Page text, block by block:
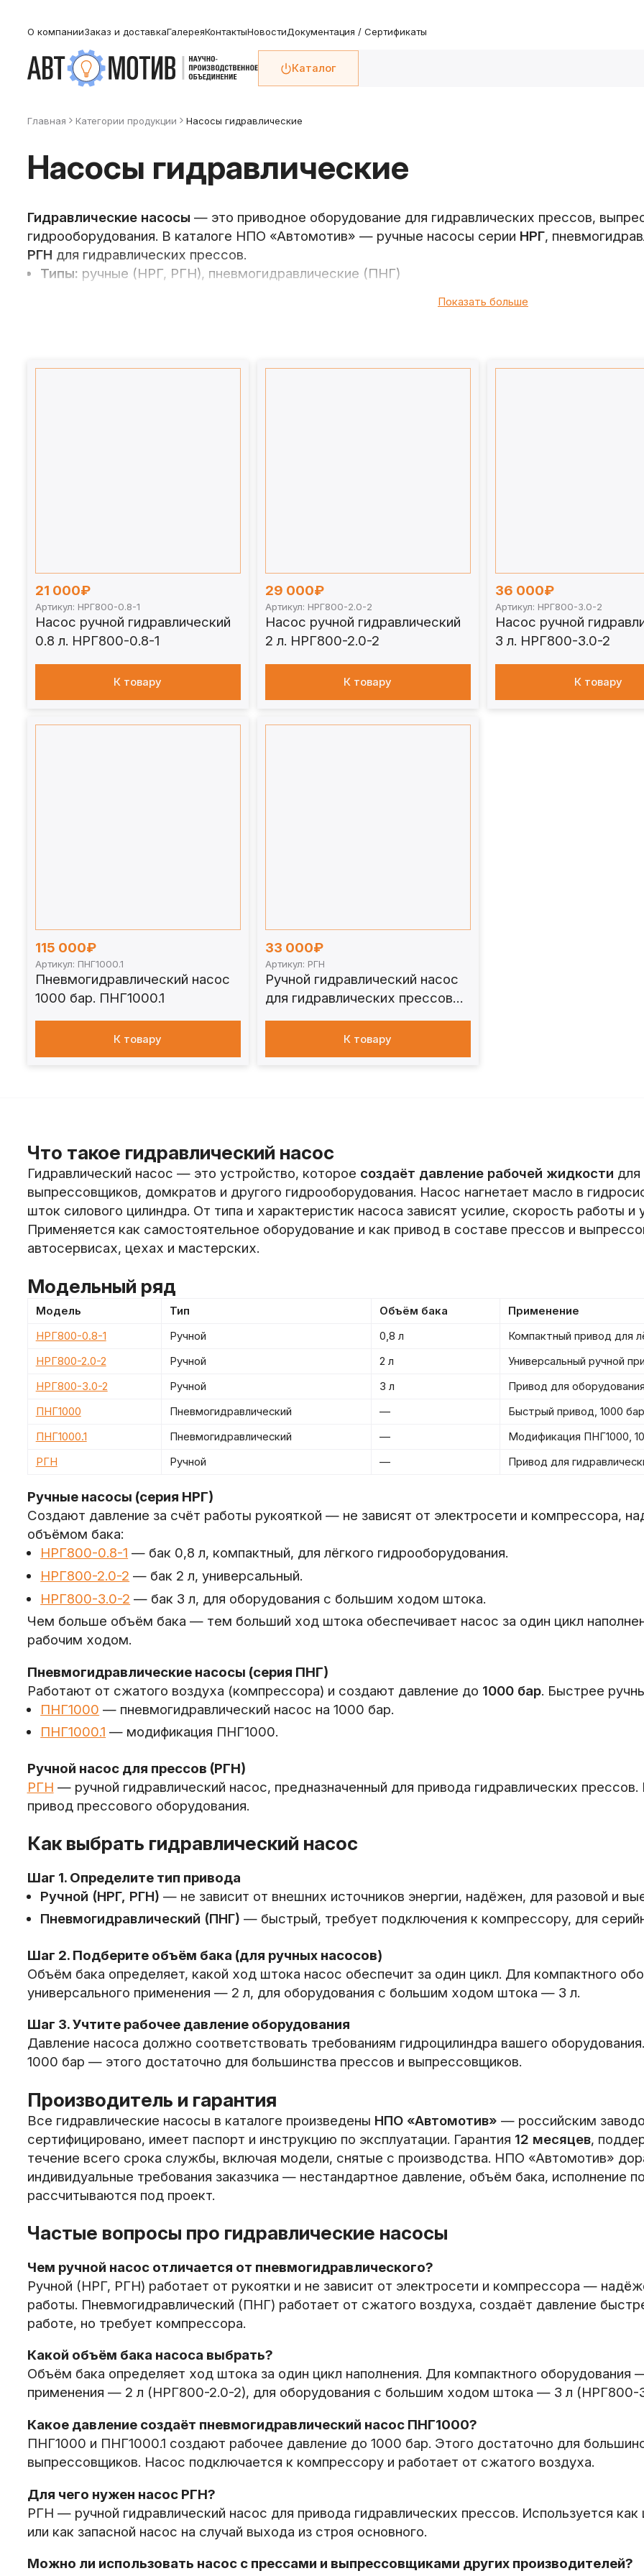
О компанииЗаказ и доставкаГалереяКонтактыНовостиДокументация / Сертификаты
Каталог
Главная Категории продукции Насосы гидравлические
Насосы гидравлические
Гидравлические насосы — это приводное оборудование для гидравлических прессов,
гидрооборудования. В каталоге НПО «Автомотив» — ручные насосы серии НРГ,
РГН для гидравлических прессов.
Типы: ручные (НРГ, РГН), пневмогидравлические (ПНГ)
Выберите насос под тип привода и рабочее давление — гид по выбору под списком товаров.
Показать больше
21 000₽
Артикул: НРГ800-0.8-1
Насос ручной гидравлический
0.8 л. НРГ800-0.8-1
К товару
29 000₽
Артикул: НРГ800-2.0-2
Насос ручной гидравлический
2 л. НРГ800-2.0-2
К товару
36 000₽
Артикул: НРГ800-3.0-2
Насос ручной
3 л. НРГ800-3.0-2
К товару
115 000₽
Артикул: ПНГ1000.1
Пневмогидравлический насос
1000 бар. ПНГ1000.1
К товару
33 000₽
Артикул: РГН
Ручной гидравлический насос
для гидравлических прессов
РГН
К товару
Что такое гидравлический насос
Гидравлический насос — это устройство, которое создаёт давление рабочей жидкости для
выпрессовщиков, домкратов и другого гидрооборудования. Насос нагнетает масло в
шток силового цилиндра. От типа и характеристик насоса зависят усилие, скорость работы и
Применяется как самостоятельное оборудование и как привод в составе прессов и
автосервисах, цехах и мастерских.
Модельный ряд
Модель Тип Объём бака
Применение
НРГ800-0.8-1
Ручной 0,8 л
Компактный привод для
НРГ800-2.0-2
Ручной 2 л
Универсальный ручной
НРГ800-3.0-2
Ручной 3 л
Привод для
ПНГ1000
Пневмогидравлический —
Быстрый привод, 1000
ПНГ1000.1
Пневмогидравлический —
Модификация ПНГ1000,
РГН
Ручной — Привод для
Ручные насосы (серия НРГ)
Создают давление за счёт работы рукояткой — не зависят от электросети и компрессора,
объёмом бака:
НРГ800-0.8-1 — бак 0,8 л, компактный, для лёгкого гидрооборудования.
НРГ800-2.0-2 — бак 2 л, универсальный.
НРГ800-3.0-2 — бак 3 л, для оборудования с большим ходом штока.
Чем больше объём бака — тем больший ход штока обеспечивает насос за один цикл
рабочим ходом.
Пневмогидравлические насосы (серия ПНГ)
Работают от сжатого воздуха (компрессора) и создают давление до 1000 бар. Быстрее
ПНГ1000 — пневмогидравлический насос на 1000 бар.
ПНГ1000.1 — модификация ПНГ1000.
Ручной насос для прессов (РГН)
РГН — ручной гидравлический насос, предназначенный для привода гидравлических
привод прессового оборудования.
Как выбрать гидравлический насос
Шаг 1. Определите тип привода
Ручной (НРГ, РГН) — не зависит от внешних источников энергии, надёжен, для разовой и
Пневмогидравлический (ПНГ) — быстрый, требует подключения к компрессору, для
Шаг 2. Подберите объём бака (для ручных насосов)
Объём бака определяет, какой ход штока насос обеспечит за один цикл. Для компактного
универсального применения — 2 л, для оборудования с большим ходом штока — 3 л.
Шаг 3. Учтите рабочее давление оборудования
Давление насоса должно соответствовать требованиям гидроцилиндра вашего
1000 бар — этого достаточно для большинства прессов и выпрессовщиков.
Производитель и гарантия
Все гидравлические насосы в каталоге произведены НПО «Автомотив» — российским
сертифицировано, имеет паспорт и инструкцию по эксплуатации. Гарантия 12 месяцев,
течение всего срока службы, включая модели, снятые с производства. НПО «Автомотив»
индивидуальные требования заказчика — нестандартное давление, объём бака, исполнение
рассчитываются под проект.
Частые вопросы про гидравлические насосы
Чем ручной насос отличается от пневмогидравлического?
Ручной (НРГ, РГН) работает от рукоятки и не зависит от электросети и компрессора —
работы. Пневмогидравлический (ПНГ) работает от сжатого воздуха, создаёт давление
работе, но требует компрессора.
Какой объём бака насоса выбрать?
Объём бака определяет ход штока за один цикл наполнения. Для компактного
применения — 2 л (НРГ800-2.0-2), для оборудования с большим ходом штока — 3 л (НРГ800-
Какое давление создаёт пневмогидравлический насос ПНГ1000?
ПНГ1000 и ПНГ1000.1 создают рабочее давление до 1000 бар. Этого достаточно для
выпрессовщиков. Насос подключается к компрессору и работает от сжатого воздуха.
Для чего нужен насос РГН?
РГН — ручной гидравлический насос для привода гидравлических прессов. Используется
или как запасной насос на случай выхода из строя основного.
Можно ли использовать насос с прессами и выпрессовщиками других производителей?